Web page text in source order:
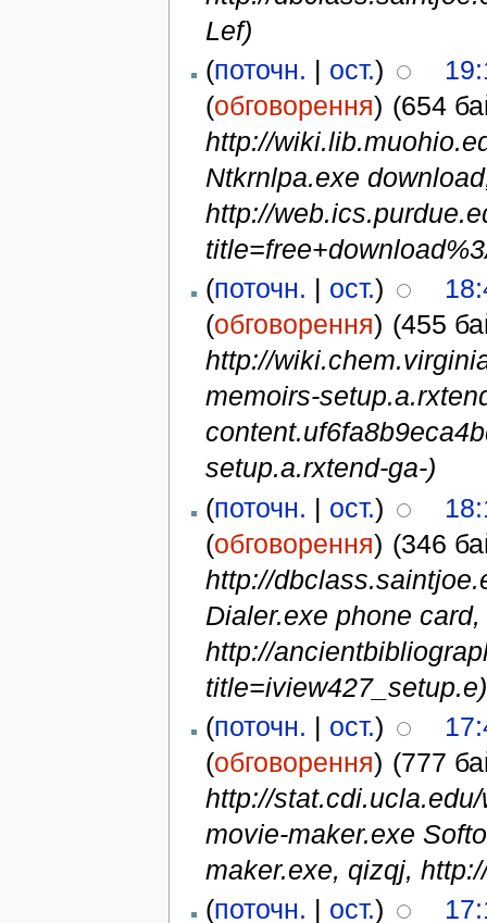
Lef)
(поточн. | ост.)
(обговорення) (654
http://
Ntkrnlpa.exe
http://
(поточн. | ост.)
(обговорення) (455
http://
memoirs-
setup.a.rxtend-ga-)
(поточн. | ост.)
(обговорення) (346
http://
Dialer.exe phone
http://
title=iview427_setup.e)
(поточн. | ост.)
(обговорення) (777
http://
movie-maker.exe
maker.exe, qizqj,
(поточн. | ост.)